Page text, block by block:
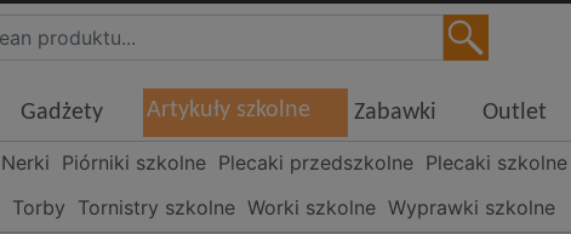
Gadżety Artykuły szkolne Zabawki Outlet
Nerki Piórniki szkolne Plecaki przedszkolne Plecaki szkolne
Torby Tornistry szkolne Worki szkolne Wyprawki szkolne